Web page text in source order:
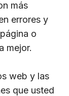
más
errores y
o
mejor.
web y las
que usted